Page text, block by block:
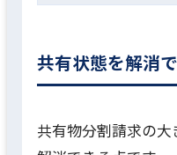
共有状態を解消
共有物分割請求の